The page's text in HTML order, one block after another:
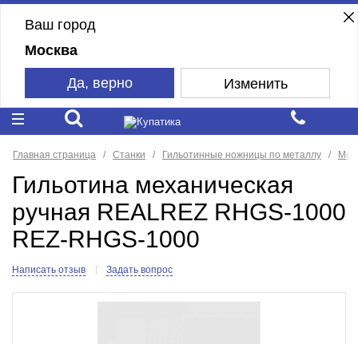
Ваш город
Москва
Да, верно Изменить
Главная страница Станки Гильотинные ножницы по металлу
Гильотина механическая
ручная REALREZ RHGS-1000
REZ-RHGS-1000
Написать отзыв Задать вопрос